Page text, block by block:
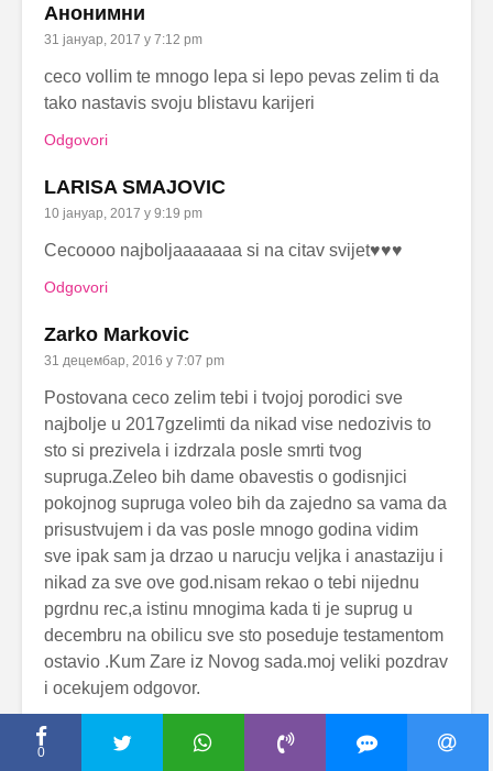
Анонимни
31 јануар, 2017 у 7:12 pm
ceco vollim te mnogo lepa si lepo pevas zelim ti da
tako nastavis svoju blistavu karijeri
Odgovori
LARISA SMAJOVIC
10 јануар, 2017 у 9:19 pm
Cecoooo najboljaaaaaaa si na citav svijet♥♥♥
Odgovori
Zarko Markovic
31 децембар, 2016 у 7:07 pm
Postovana ceco zelim tebi i tvojoj porodici sve
najbolje u 2017gzelimti da nikad vise nedozivis to
sto si prezivela i izdrzala posle smrti tvog
supruga.Zeleo bih dame obavestis o godisnjici
pokojnog supruga voleo bih da zajedno sa vama da
prisustvujem i da vas posle mnogo godina vidim
sve ipak sam ja drzao u narucju veljka i anastaziju i
nikad za sve ove god.nisam rekao o tebi nijednu
pgrdnu rec,a istinu mnogima kada ti je suprug u
decembru na obilicu sve sto poseduje testamentom
ostavio .Kum Zare iz Novog sada.moj veliki pozdrav
i ocekujem odgovor.
Odgovori
0